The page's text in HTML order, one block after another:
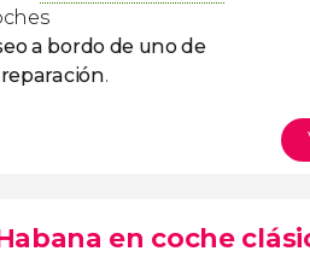
a bordo de uno de
.
en coche